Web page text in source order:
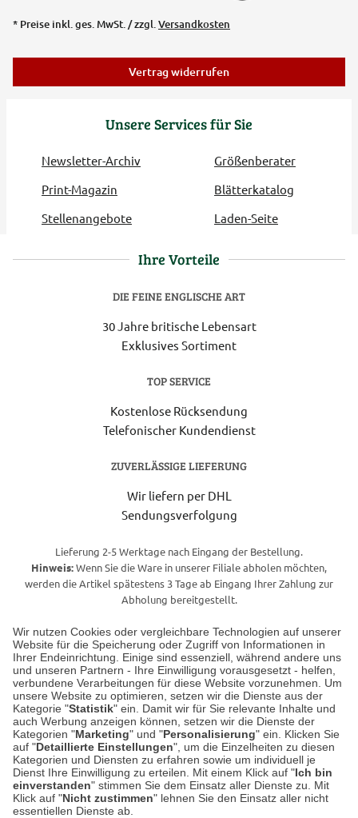
Wir nutzen Cookies oder vergleichbare Technologien auf unserer
Website für die Speicherung oder Zugriff von Informationen in
Ihrer Endeinrichtung. Einige sind essenziell, während andere uns
und unseren Partnern - Ihre Einwilligung vorausgesetzt - helfen,
verbundene Verarbeitungen für diese Website vorzunehmen. Um
unsere Website zu optimieren, setzen wir die Dienste aus der
Kategorie "Statistik" ein. Damit wir für Sie relevante Inhalte und
auch Werbung anzeigen können, setzen wir die Dienste der
Kategorien "Marketing" und "Personalisierung" ein. Klicken Sie
auf "Detaillierte Einstellungen", um die Einzelheiten zu diesen
Kategorien und Diensten zu erfahren sowie um individuell je
Dienst Ihre Einwilligung zu erteilen. Mit einem Klick auf "Ich bin
einverstanden" stimmen Sie dem Einsatz aller Dienste zu. Mit
Klick auf "Nicht zustimmen" lehnen Sie den Einsatz aller nicht
essentiellen Dienste ab.
Unsere Services für Sie
Newsletter-Archiv
Größenberater
Print-Magazin
Blätterkatalog
Stellenangebote
Laden-Seite
* Preise inkl. ges. MwSt. / zzgl.Versandkosten
Vertrag widerrufen
Ihre Vorteile
DIE FEINE ENGLISCHE ART
30 Jahre britische Lebensart
Exklusives Sortiment
TOP SERVICE
Kostenlose Rücksendung
Telefonischer Kundendienst
ZUVERLÄSSIGE LIEFERUNG
Wir liefern per DHL
Sendungsverfolgung
Lieferung 2-5 Werktage nach Eingang der Bestellung.
Hinweis:Wenn Sie die Ware in unserer Filiale abholen möchten,
werden die Artikel spätestens 3 Tage ab Eingang Ihrer Zahlung zur
Abholung bereitgestellt.
Unser Geschäft in Meckenheim
Auf dem Steinbüchel 6
53340 Meckenheim
Montag bis Samstag 9:00 Uhr bis 18:00 Uhr
weitere Information